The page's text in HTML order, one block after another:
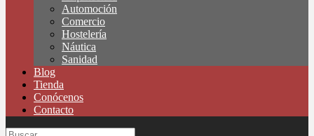
Automoción
Comercio
Hostelería
Náutica
Sanidad
Blog
Tienda
Conócenos
Contacto